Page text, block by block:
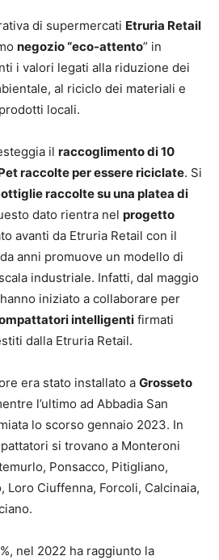
di supermercati Etruria Retail
negozio “eco-attento” in
i valori legati alla riduzione dei
al riciclo dei materiali e
locali.
il raccoglimento di 10
raccolte per essere riciclate. Si
raccolte su una platea di
dato rientra nel progetto
avanti da Etruria Retail con il
anni promuove un modello di
industriale. Infatti, dal maggio
iniziato a collaborare per
intelligenti firmati
dalla Etruria Retail.
era stato installato a Grosseto
l’ultimo ad Abbadia San
lo scorso gennaio 2023. In
si trovano a Monteroni
Ponsacco, Pitigliano,
Loro Ciuffenna, Forcoli, Calcinaia,
nel 2022 ha raggiunto la